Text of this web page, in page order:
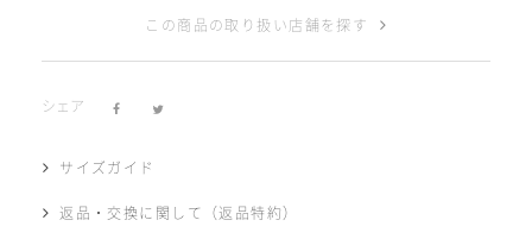
この商品の取り扱い店舗を探す
シェア
サイズガイド
返品・交換に関して（返品特約）